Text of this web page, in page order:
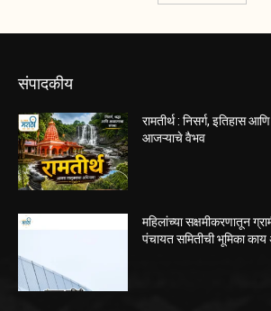
संपादकीय
रामतीर्थ : निसर्ग, इतिहास
आजऱ्याचे वैभव
महिलांच्या सक्षमीकरणातून
पंचायत समितीची भूमिका काय